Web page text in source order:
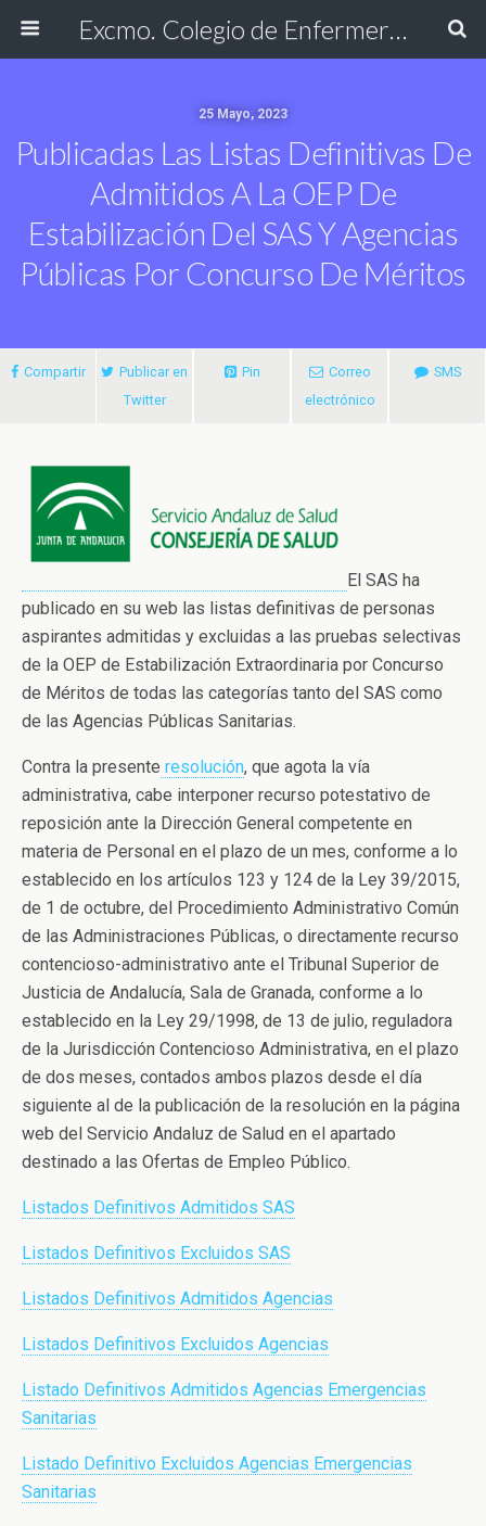
Excmo. Colegio de Enfermería de Cádiz
25 Mayo, 2023
Publicadas Las Listas Definitivas De
Admitidos A La OEP De
Estabilización Del SAS Y Agencias
Públicas Por Concurso De Méritos
Compartir
Publicar en
Twitter
Pin
Correo
electrónico
SMS
El SAS ha
publicado en su web las listas definitivas de personas
aspirantes admitidas y excluidas a las pruebas selectivas
de la OEP de Estabilización Extraordinaria por Concurso
de Méritos de todas las categorías tanto del SAS como
de las Agencias Públicas Sanitarias.
Contra la presente resolución, que agota la vía
administrativa, cabe interponer recurso potestativo de
reposición ante la Dirección General competente en
materia de Personal en el plazo de un mes, conforme a lo
establecido en los artículos 123 y 124 de la Ley 39/2015,
de 1 de octubre, del Procedimiento Administrativo Común
de las Administraciones Públicas, o directamente recurso
contencioso-administrativo ante el Tribunal Superior de
Justicia de Andalucía, Sala de Granada, conforme a lo
establecido en la Ley 29/1998, de 13 de julio, reguladora
de la Jurisdicción Contencioso Administrativa, en el plazo
de dos meses, contados ambos plazos desde el día
siguiente al de la publicación de la resolución en la página
web del Servicio Andaluz de Salud en el apartado
destinado a las Ofertas de Empleo Público.
Listados Definitivos Admitidos SAS
Listados Definitivos Excluidos SAS
Listados Definitivos Admitidos Agencias
Listados Definitivos Excluidos Agencias
Listado Definitivos Admitidos Agencias Emergencias
Sanitarias
Listado Definitivo Excluidos Agencias Emergencias
Sanitarias